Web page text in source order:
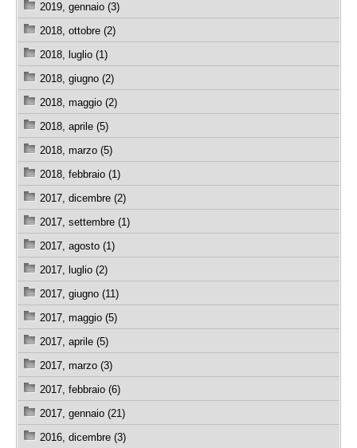
2019, gennaio (3)
2018, ottobre (2)
2018, luglio (1)
2018, giugno (2)
2018, maggio (2)
2018, aprile (5)
2018, marzo (5)
2018, febbraio (1)
2017, dicembre (2)
2017, settembre (1)
2017, agosto (1)
2017, luglio (2)
2017, giugno (11)
2017, maggio (5)
2017, aprile (5)
2017, marzo (3)
2017, febbraio (6)
2017, gennaio (21)
2016, dicembre (3)